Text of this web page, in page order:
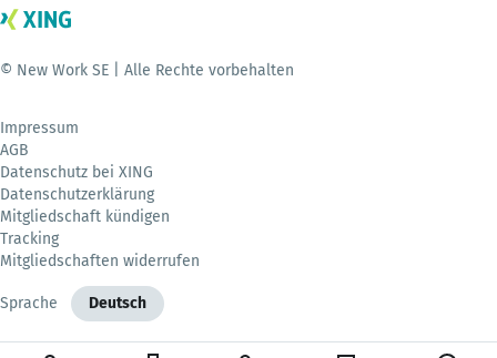
© New Work SE | Alle Rechte vorbehalten
Impressum
AGB
Datenschutz bei XING
Datenschutzerklärung
Mitgliedschaft kündigen
Tracking
Mitgliedschaften widerrufen
Sprache Deutsch